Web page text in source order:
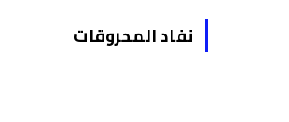
نفاد المحروقات